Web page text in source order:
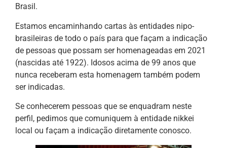
Brasil.
Estamos encaminhando cartas às entidades nipo-
brasileiras de todo o país para que façam a indicação
de pessoas que possam ser homenageadas em 2021
(nascidas até 1922). Idosos acima de 99 anos que
nunca receberam esta homenagem também podem
ser indicadas.
Se conhecerem pessoas que se enquadram neste
perfil, pedimos que comuniquem à entidade nikkei
local ou façam a indicação diretamente conosco.